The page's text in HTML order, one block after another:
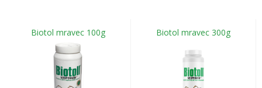
Biotol mravec 100g Biotol mravec 300g